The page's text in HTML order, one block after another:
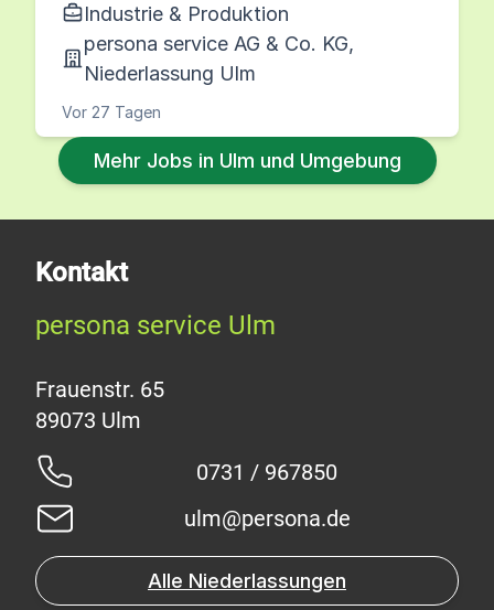
Industrie & Produktion
persona service AG & Co. KG,
Niederlassung Ulm
Vor 27 Tagen
Mehr Jobs in Ulm und Umgebung
Kontakt
persona service Ulm
Frauenstr. 65
0731 / 967850
ulm@persona.de
Alle Niederlassungen